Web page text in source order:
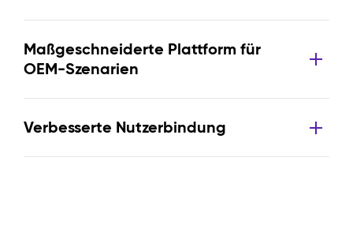
Maßgeschneiderte Plattform für
OEM-Szenarien
Verbesserte Nutzerbindung